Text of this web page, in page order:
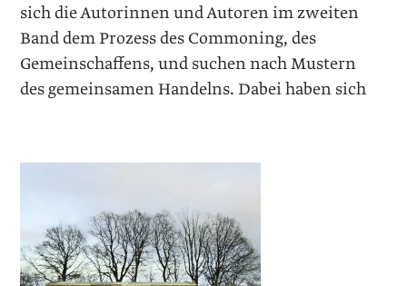
sich die Autorinnen und Autoren im zweiten
Band dem Prozess des Commoning, des
Gemeinschaffens, und suchen nach Mustern
des gemeinsamen Handelns. Dabei haben sich